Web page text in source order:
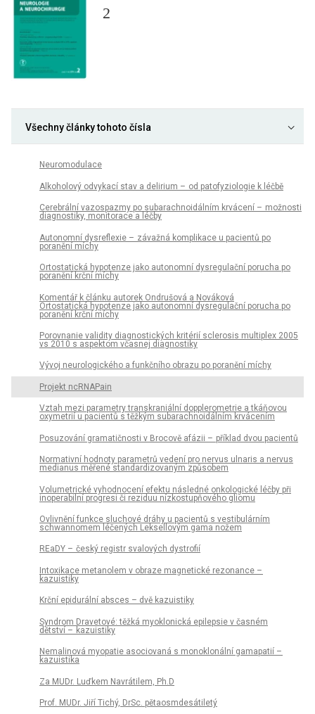
2
Všechny články tohoto čísla
Neuromodulace
Alkoholový odvykací stav a delirium – od patofyziologie k léčbě
Cerebrální vazospazmy po subarachnoidálním krvácení – možnosti
dia­gnostiky, monitorace a léčby
Autonomní dysreflexie – závažná komplikace u pacientů po
poranění míchy
Ortostatická hypotenze jako autonomní dysregulační porucha po
poranění krční míchy
Komentář k článku autorek Ondrušová a Nováková
Ortostatická hypotenze jako autonomní dysregulační porucha po
poranění krční míchy
Porovnanie validity diagnostických kritérií sclerosis multiplex 2005
vs 2010 s aspektom včasnej diagnostiky
Vývoj neurologického a funkčního obrazu po poranění míchy
Projekt ncRNAPain
Vztah mezi parametry transkraniální dopplerometrie a tkáňovou
oxymetrií u pacientů s těžkým subarachnoidálním krvácením
Posuzování gramatičnosti v Brocově afázii – příklad dvou pacientů
Normativní hodnoty parametrů vedení pro nervus ulnaris a nervus
medianus měřené standardizovaným způsobem
Volumetrické vyhodnocení efektu následné onkologické léčby při
inoperabilní progresi či reziduu nízkostupňového gliomu
Ovlivnění funkce sluchové dráhy u pacientů s vestibulárním
schwannomem léčených Leksellovým gama nožem
REaDY – český registr svalových dystrofií
Intoxikace metanolem v obraze magnetické rezonance –
kazuistiky
Krční epidurální absces – dvě kazuistiky
Syndrom Dravetové: těžká myoklonická epilepsie v časném
dětství – kazuistiky
Nemalinová myopatie asociovaná s monoklonální gamapatií –
kazuistika
Za MUDr. Luďkem Navrátilem, Ph.D
Prof. MUDr. Jiří Tichý, DrSc. pětaosmdesátiletý